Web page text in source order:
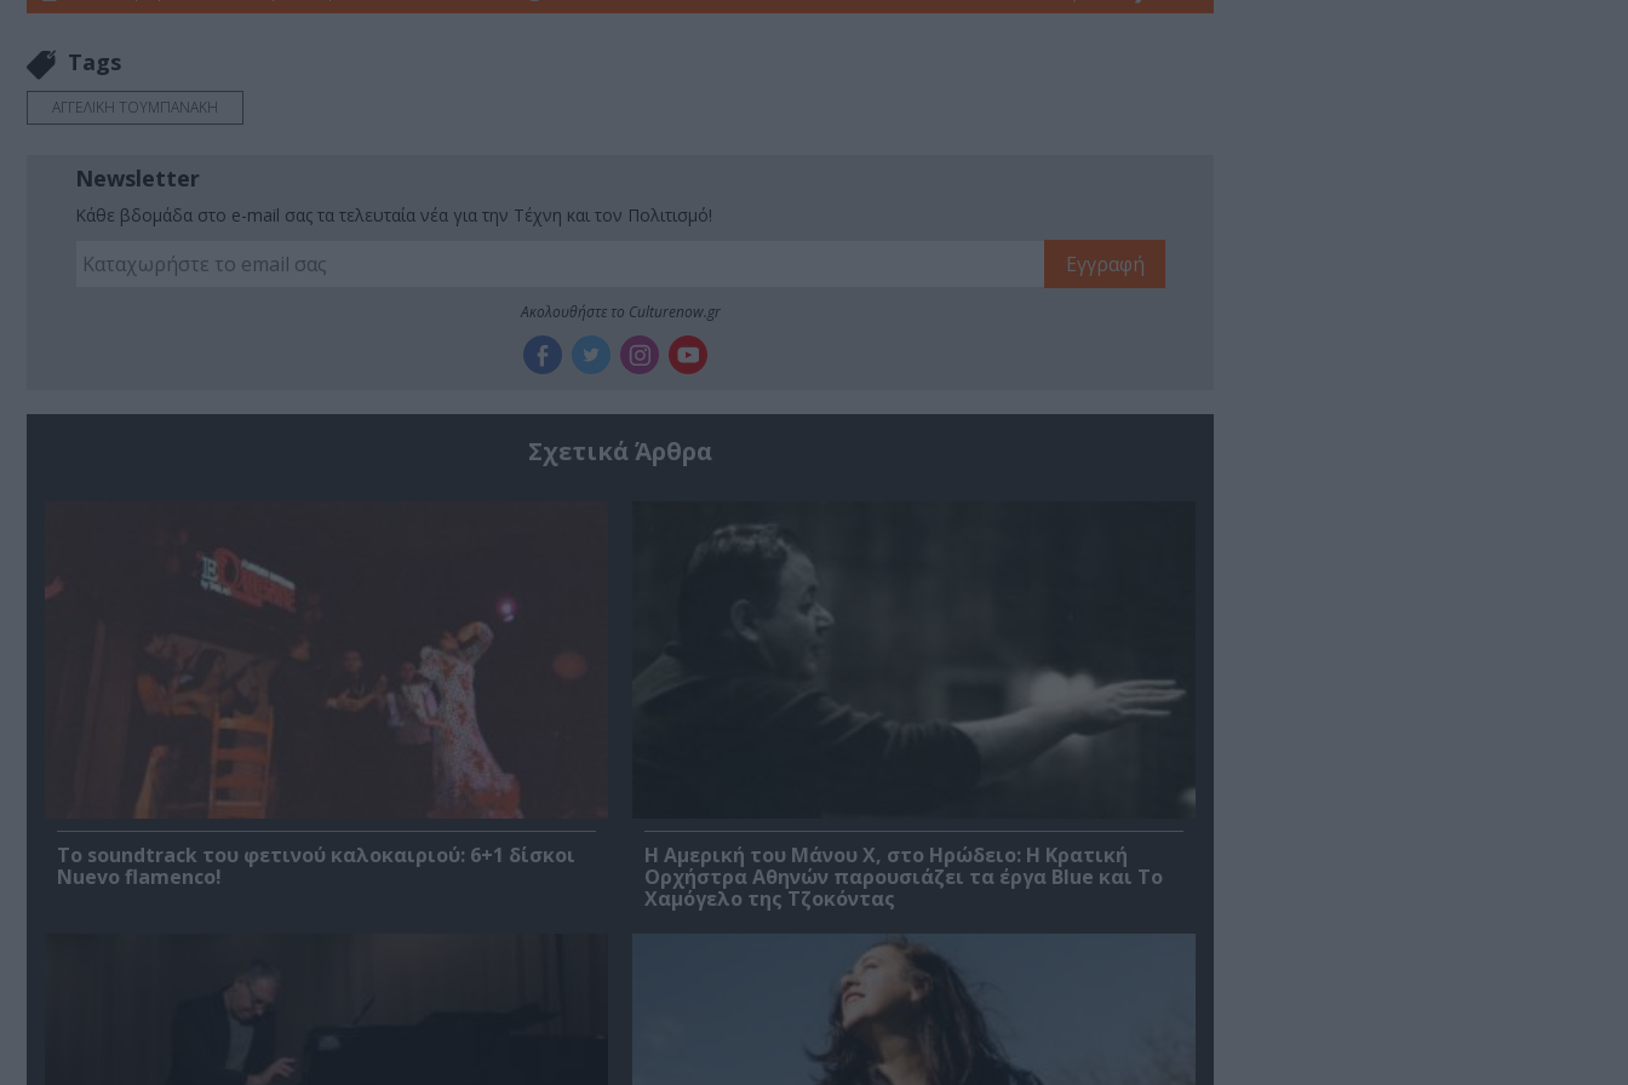
Tags
ΑΓΓΕΛΙΚΗ ΤΟΥΜΠΑΝΑΚΗ
Newsletter
Κάθε βδομάδα στο e-mail σας τα τελευταία νέα για την Τέχνη και τον Πολιτισμό!
Ακολουθήστε το Culturenow.gr
Σχετικά Άρθρα
Το soundtrack του φετινού καλοκαιριού: 6+1 δίσκοι
Nuevo flamenco!
Η Αμερική του Μάνου Χ, στο Ηρώδειο: Η Κρατική
Ορχήστρα Αθηνών παρουσιάζει τα έργα Blue και Το
Χαμόγελο της Τζοκόντας